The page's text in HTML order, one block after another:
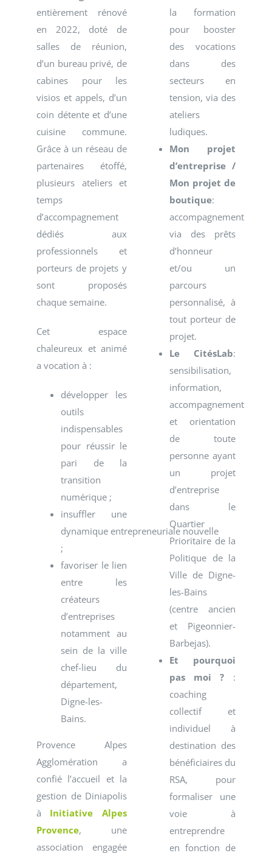
entièrement rénové
en 2022, doté de
salles de réunion,
d’un bureau privé, de
cabines pour les
visios et appels, d’un
coin détente et d’une
cuisine commune.
Grâce à un réseau de
partenaires étoffé,
plusieurs ateliers et
temps
d’accompagnement
dédiés aux
professionnels et
porteurs de projets y
sont proposés
chaque semaine.
Cet espace
chaleureux et animé
a vocation à :
développer les
outils
indispensables
pour réussir le
pari de la
transition
numérique ;
insuffler une
dynamique entrepreneuriale nouvelle
;
favoriser le lien
entre les
créateurs
d’entreprises
notamment au
sein de la ville
chef-lieu du
département,
Digne-les-
Bains.
Provence Alpes
Agglomération a
confié l’accueil et la
gestion de Diniapolis
à Initiative Alpes
Provence, une
association engagée
la formation
pour booster
des vocations
dans des
secteurs en
tension, via des
ateliers
ludiques.
Mon projet
d’entreprise /
Mon projet de
boutique:
accompagnement
via des prêts
d’honneur
et/ou un
parcours
personnalisé, à
tout porteur de
projet.
Le CitésLab:
sensibilisation,
information,
accompagnement
et orientation
de toute
personne ayant
un projet
d’entreprise
dans le
Quartier
Prioritaire de la
Politique de la
Ville de Digne-
les-Bains
(centre ancien
et Pigeonnier-
Barbejas).
Et pourquoi
pas moi ? :
coaching
collectif et
individuel à
destination des
bénéficiaires du
RSA, pour
formaliser une
voie à
entreprendre
en fonction de